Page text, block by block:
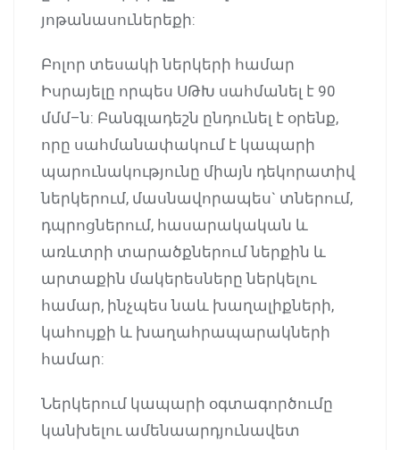
յոթանասուներեքի:
Բոլոր տեսակի ներկերի համար
Իսրայելը որպես ՍԹԽ սահմանել է 90
մմմ–ն: Բանգլադեշն ընդունել է օրենք,
որը սահմանափակում է կապարի
պարունակությունը միայն դեկորատիվ
ներկերում, մասնավորապես` տներում,
դպրոցներում, հասարակական և
առևտրի տարածքներում ներքին և
արտաքին մակերեսները ներկելու
համար, ինչպես նաև խաղալիքների,
կահույքի և խաղահրապարակների
համար:
Ներկերում կապարի օգտագործումը
կանխելու ամենաարդյունավետ